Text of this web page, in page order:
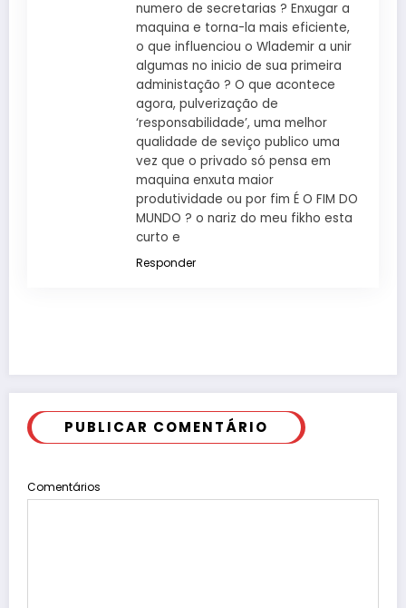
numero de secretarias ? Enxugar a
maquina e torna-la mais eficiente,
o que influenciou o Wlademir a unir
algumas no inicio de sua primeira
administação ? O que acontece
agora, pulverização de
‘responsabilidade’, uma melhor
qualidade de seviço publico uma
vez que o privado só pensa em
maquina enxuta maior
produtividade ou por fim É O FIM DO
MUNDO ? o nariz do meu fikho esta
curto e
Responder
PUBLICAR COMENTÁRIO
Comentários